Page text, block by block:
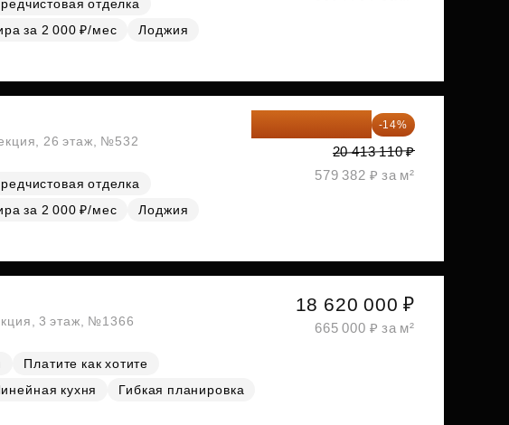
отделка
за 2 000 ₽/мес
Лоджия
26 этаж, №532
отделка
за 2 000 ₽/мес
Лоджия
-14%
20 413 110 ₽
579 382 ₽ за м²
3 этаж, №1366
Платите как хотите
кухня
Гибкая планировка
18 620 000 ₽
665 000 ₽ за м²